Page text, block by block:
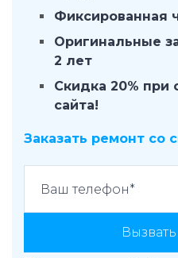
Фиксированная
Оригинальные
2 лет
Скидка 20% при
сайта!
Заказать ремонт со